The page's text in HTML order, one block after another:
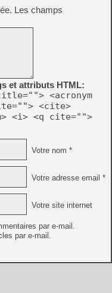
Les champs
et attributs HTML:
<acronym
<cite>
<i> <q cite="">
Votre nom *
Votre adresse email *
Votre site internet
par e-mail.
par e-mail.